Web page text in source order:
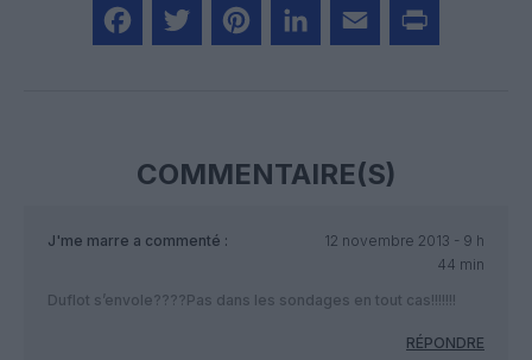
COMMENTAIRE(S)
J'me marre a commenté :
12 novembre 2013 - 9 h
44 min
Duflot s’envole????Pas dans les sondages en tout cas!!!!!!!
RÉPONDRE